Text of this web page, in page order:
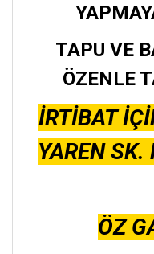
TAPU VE
ÖZENLE
İRTİBAT
YAREN
ÖZ